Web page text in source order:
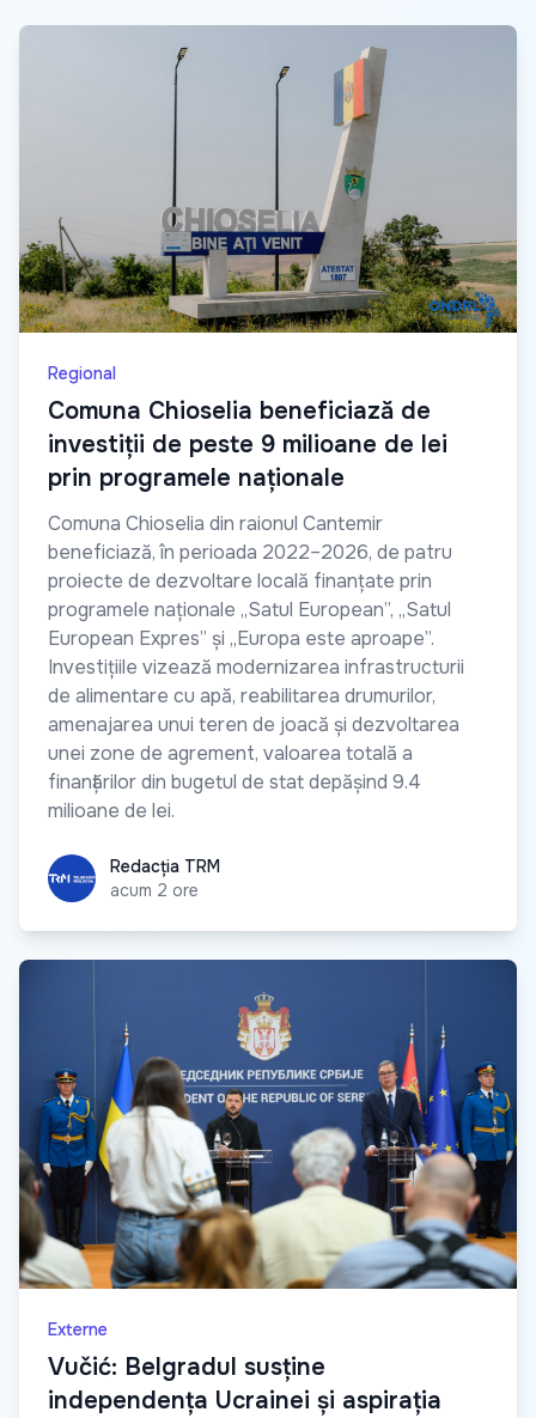
Regional
Comuna Chioselia beneficiază de
investiții de peste 9 milioane de lei
prin programele naționale
Comuna Chioselia din raionul Cantemir
beneficiază, în perioada 2022–2026, de patru
proiecte de dezvoltare locală finanțate prin
programele naționale „Satul European”, „Satul
European Expres” și „Europa este aproape”.
Investițiile vizează modernizarea infrastructurii
de alimentare cu apă, reabilitarea drumurilor,
amenajarea unui teren de joacă și dezvoltarea
unei zone de agrement, valoarea totală a
finanțărilor din bugetul de stat depășind 9.4
milioane de lei.
Redacția TRM
Redacția TRM
acum 2 ore
Externe
Vučić: Belgradul susține
independența Ucrainei și aspirația